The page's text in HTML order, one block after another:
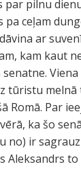
par pilnu
pa ceļam
ar
kam kaut
tūristu melnā
Romā. Par
ka šo
no) ir
Aleksandrs